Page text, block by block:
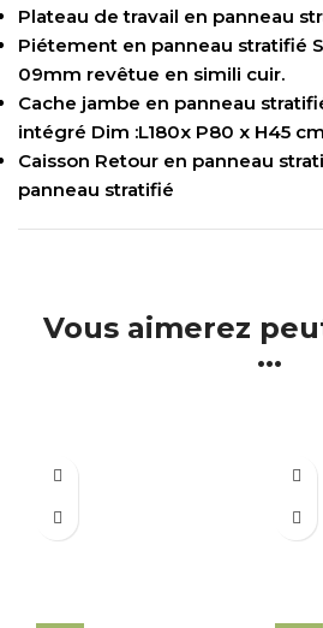
Plateau de travail en panneau
Piétement en panneau stratifié
09mm revêtue en simili cuir.
Cache jambe en panneau
intégré Dim :L180x P80 x H45 cm
Caisson Retour en panneau
panneau stratifié
Vous aimerez
...